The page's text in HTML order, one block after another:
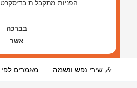
הפניות מתקבלות
בברכה
אשר
🎶 שירי נפש ונשמה מאמרים לפי